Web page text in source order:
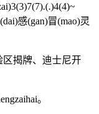
感(gan)冒(mao)灵
揭牌、迪士尼开
。